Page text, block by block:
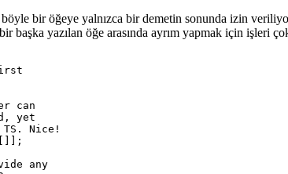
+ n eleman sağlayabilirsiniz.
başka yazılan öğe arasında ayrım yapmak için işleri
can
yet
Nice!